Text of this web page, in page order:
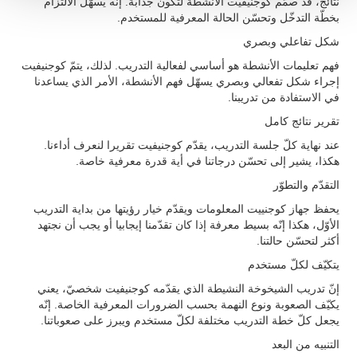
بخطّة التدخّل وتحسّن الحالة المعرفية للمستخدم.
شكل تفاعلي وبصري
فهم تعليمات الأنشطة هو أساسي لفعالية التدريب. لذلك، يتمّ كوجنيفيت
إجراء شكل تفعالي وبصري يسهّل فهم الأنشطة، الأمر الذي يساعدنا
في الاستفادة من تدريبنا.
تقرير نتائج كامل
عند نهاية كلّ جلسة التدريب، يقدّم كوجنيفيت تقريرا لنعرف أداءنا.
هكذا، يشير إلى تحسّن درجاتنا في أية قدرة معرفية خاصة.
التقدّم والتطوّر
يحفظ جهاز كوجنييت المعلومات ويقدّم خيار رؤيتها من بداية التدريب
الأوّل، هكذا إنّه بسيط معرفة إذا كان تقدّمنا إيجابيا أو يجب أن نجتهد
أكثر لتحسّن حالتنا.
يتكيّف لكلّ مستخدم
إنّ تدريب الشيخوخة النشيطة الذي يقدّمه كوجنيفيت شخصيّ، يعني
يكيّف الصعوبة ونوع النهمة بحسب الضرورات المعرفية الخاصة. إنّه
يجعل كلّ خطة التدريب مختلفة لكلّ مستخدم ويبرز على صعوباتنا.
التنبيه من البعد